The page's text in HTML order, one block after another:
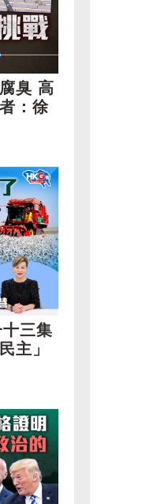
臭 高
：徐
十三集
主」